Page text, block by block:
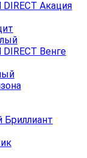
Акация
Венге